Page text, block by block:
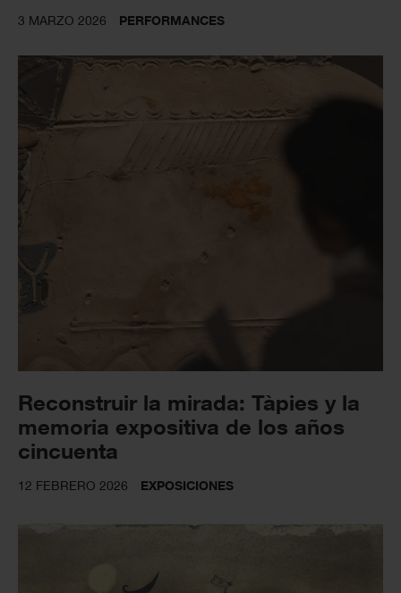
3 MARZO 2026 PERFORMANCES
Reconstruir la mirada: Tàpies y la
memoria expositiva de los años
cincuenta
12 FEBRERO 2026 EXPOSICIONES